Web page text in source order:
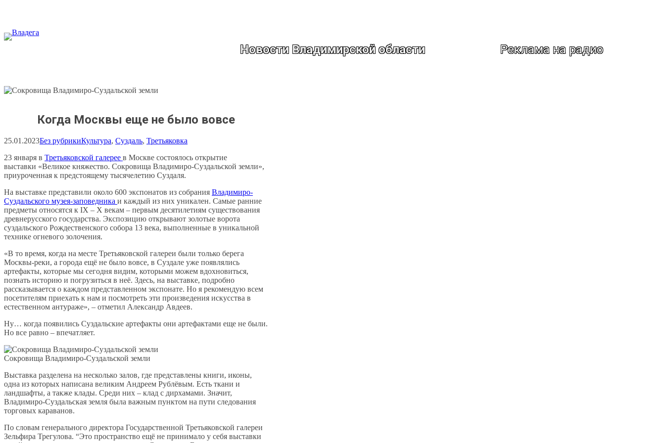
Новости Владимирской области Реклама на радио
Когда Москвы еще не было вовсе
25.01.2023Без рубрикиКультура, Суздаль, Третьяковка
23 января в Третьяковской галерее в Москве состоялось открытие
выставки «Великое княжество. Сокровища Владимиро-Суздальской земли»,
приуроченная к предстоящему тысячелетию Суздаля.
На выставке представили около 600 экспонатов из собрания Владимиро-
Суздальского музея-заповедника и каждый из них уникален. Самые ранние
предметы относятся к IX – X векам – первым десятилетиям существования
древнерусского государства. Экспозицию открывают золотые ворота
суздальского Рождественского собора 13 века, выполненные в уникальной
технике огневого золочения.
«В то время, когда на месте Третьяковской галереи были только берега
Москвы-реки, а города ещё не было вовсе, в Суздале уже появлялись
артефакты, которые мы сегодня видим, которыми можем вдохновиться,
познать историю и погрузиться в неё. Здесь, на выставке, подробно
рассказывается о каждом представленном экспонате. Но я рекомендую всем
посетителям приехать к нам и посмотреть эти произведения искусства в
естественном антураже», – отметил Александр Авдеев.
Ну… когда появились Суздальские артефакты они артефактами еще не были.
Но все равно – впечатляет.
Сокровища Владимиро-Суздальской земли
Выставка разделена на несколько залов, где представлены книги, иконы,
одна из которых написана великим Андреем Рублёвым. Есть ткани и
ландшафты, а также клады. Среди них – клад с дирхамами. Значит,
Владимиро-Суздальская земля была важным пунктом на пути следования
торговых караванов.
По словам генерального директора Государственной Третьяковской галереи
Зельфира Трегулова. “Это пространство ещё не принимало у себя выставки